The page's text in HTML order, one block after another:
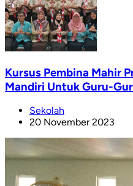
Kursus Pembina Mahir
Mandiri Untuk Guru-
Sekolah
20 November 2023